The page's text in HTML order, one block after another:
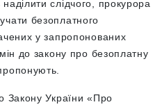
слідчого, прокурора
безоплатного
у запропонованих
до закону про безоплатну
Закону України «Про